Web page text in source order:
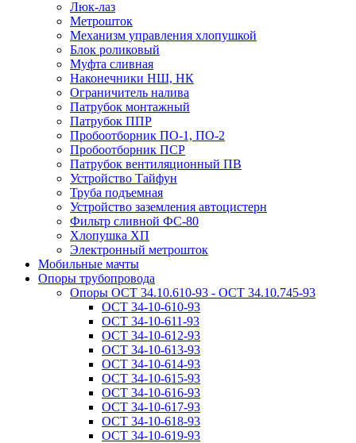
Люк-лаз
Метрошток
Механизм управления хлопушкой
Блок роликовый
Муфта сливная
Наконечники НШ, НК
Ограничитель налива
Патрубок монтажный
Патрубок ППР
Пробоотборник ПО-1, ПО-2
Пробоотборник ПСР
Патрубок вентиляционный ПВ
Устройство Тайфун
Труба подъемная
Устройство заземления автоцистерн
Фильтр сливной ФС-80
Хлопушка ХП
Электронный метрошток
Мобильные мачты
Опоры трубопровода
Опоры ОСТ 34.10.610-93 - ОСТ 34.10.745-93
ОСТ 34-10-610-93
ОСТ 34-10-611-93
ОСТ 34-10-612-93
ОСТ 34-10-613-93
ОСТ 34-10-614-93
ОСТ 34-10-615-93
ОСТ 34-10-616-93
ОСТ 34-10-617-93
ОСТ 34-10-618-93
ОСТ 34-10-619-93